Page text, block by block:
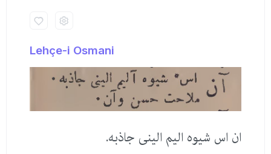
Lehçe-i Osmani
ان اس شیوه الیم الینی جاذبه.